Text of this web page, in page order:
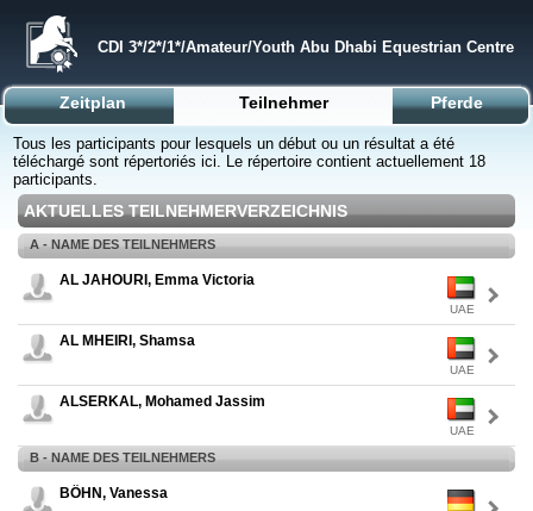
CDI 3*/2*/1*/Amateur/Youth Abu Dhabi Equestrian Centre
Zeitplan Teilnehmer Pferde
Tous les participants pour lesquels un début ou un résultat a été
téléchargé sont répertoriés ici. Le répertoire contient actuellement 18
participants.
AKTUELLES TEILNEHMERVERZEICHNIS
A - NAME DES TEILNEHMERS
UAE
AL JAHOURI, Emma Victoria
UAE
AL MHEIRI, Shamsa
UAE
ALSERKAL, Mohamed Jassim
B - NAME DES TEILNEHMERS
BÖHN, Vanessa